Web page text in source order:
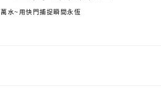
水~用快門捕捉瞬間永恆